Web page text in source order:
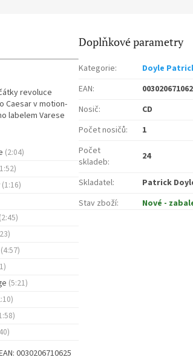
revoluce
Caesar v motion-
labelem Varese
(2:04)
(1:16)
(2:45)
(4:57)
(5:21)
0030206710625
Doplňkové parametry
Kategorie:
Doyle
EAN:
Nosič:
CD
Počet nosičů:
1
Počet
skladeb: 24
Skladatel:
Patrick
Stav zboží: Nové -